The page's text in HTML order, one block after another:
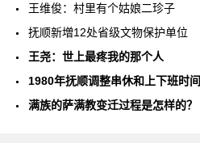
王维俊：村里有个姑娘二珍子
抚顺新増12处省级文物保护单位
王尧：世上最疼我的那个人
1980年抚顺调整串休和上下班时间
满族的萨满教变迁过程是怎样的？